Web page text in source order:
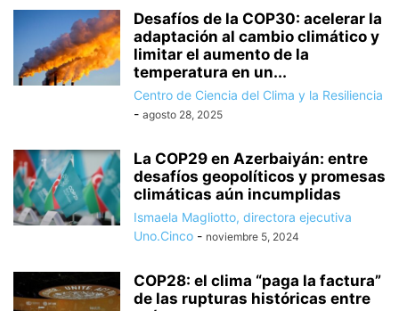
Desafíos de la COP30: acelerar la
adaptación al cambio climático y
limitar el aumento de la
temperatura en un...
Centro de Ciencia del Clima y la Resiliencia
- agosto 28, 2025
La COP29 en Azerbaiyán: entre
desafíos geopolíticos y promesas
climáticas aún incumplidas
Ismaela Magliotto, directora ejecutiva
Uno.Cinco - noviembre 5, 2024
COP28: el clima “paga la factura”
de las rupturas históricas entre